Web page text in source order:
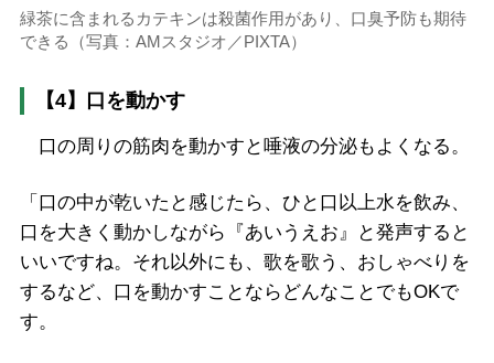
緑茶に含まれるカテキンは殺菌作用があり、口臭予防も期待
できる（写真：AMスタジオ／PIXTA）
【4】口を動かす
口の周りの筋肉を動かすと唾液の分泌もよくなる。
「口の中が乾いたと感じたら、ひと口以上水を飲み、
口を大きく動かしながら『あいうえお』と発声すると
いいですね。それ以外にも、歌を歌う、おしゃべりを
するなど、口を動かすことならどんなことでもOKで
す。